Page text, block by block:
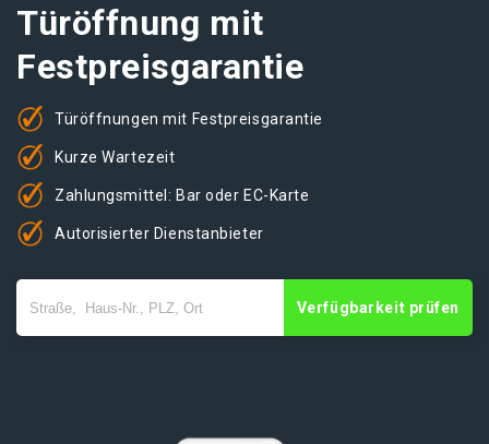
Türöffnung mit
Festpreisgarantie
Türöffnungen mit Festpreisgarantie
Kurze Wartezeit
Zahlungsmittel: Bar oder EC-Karte
Autorisierter Dienstanbieter
Verfügbarkeit prüfen